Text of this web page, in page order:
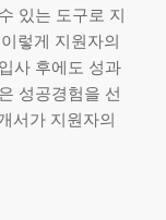
있는 도구로 지
렇게 지원자의
사 후에도 성과
성공경험을 선
서가 지원자의